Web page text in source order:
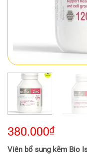
380.000₫
Viên bổ sung kẽm Bio